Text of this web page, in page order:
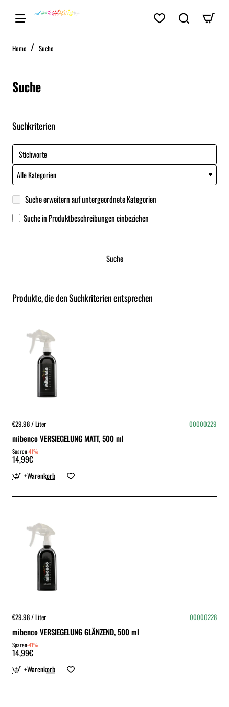
Home home Suche
Suche
Suchkriterien
Suche erweitern auf untergeordnete Kategorien
Suche in Produktbeschreibungen einbeziehen
Suche
Produkte, die den Suchkriterien entsprechen
€29.98 / Liter 00000229
mibenco VERSIEGELUNG MATT, 500 ml
Sparen-41%
14,99€
+Warenkorb
€29.98 / Liter 00000228
mibenco VERSIEGELUNG GLÄNZEND, 500 ml
Sparen-41%
14,99€
+Warenkorb